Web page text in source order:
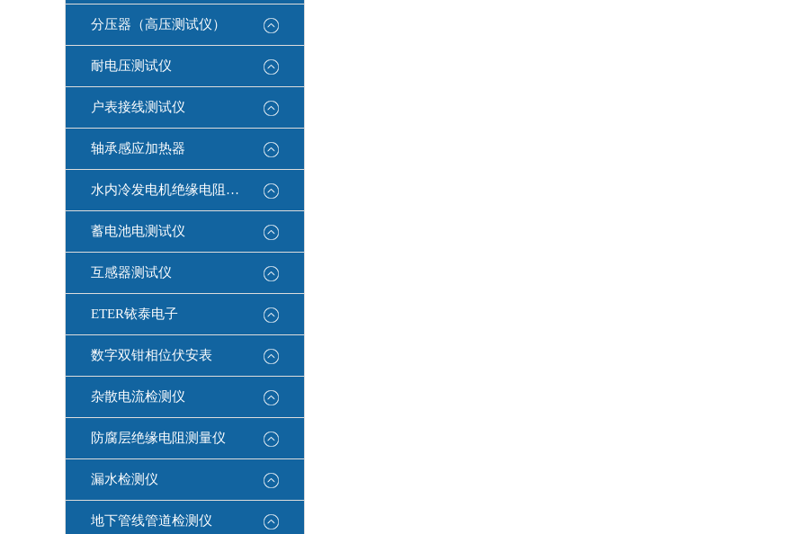
分压器（高压测试仪）
耐电压测试仪
户表接线测试仪
轴承感应加热器
水内冷发电机绝缘电阻测试仪
蓄电池电测试仪
互感器测试仪
ETER铱泰电子
数字双钳相位伏安表
杂散电流检测仪
防腐层绝缘电阻测量仪
漏水检测仪
地下管线管道检测仪